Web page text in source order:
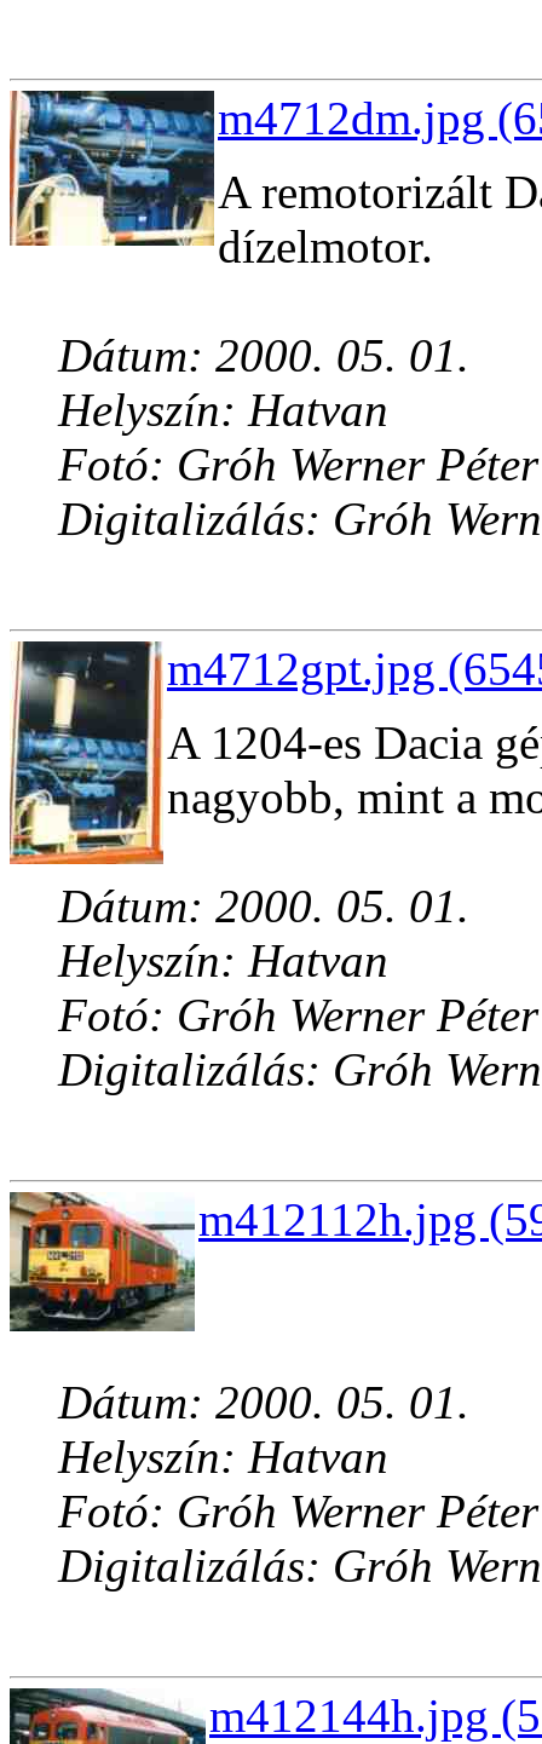
m4712dm.jpg
A remotorizált
dízelmotor.
Dátum: 2000. 05. 01.
Helyszín: Hatvan
Fotó: Gróh Werner Péter
Digitalizálás: Gróh
m4712gpt.jpg
A 1204-es Dacia
nagyobb, mint a
Dátum: 2000. 05. 01.
Helyszín: Hatvan
Fotó: Gróh Werner Péter
Digitalizálás: Gróh
m412112h.jpg
Dátum: 2000. 05. 01.
Helyszín: Hatvan
Fotó: Gróh Werner Péter
Digitalizálás: Gróh
m412144h.jpg